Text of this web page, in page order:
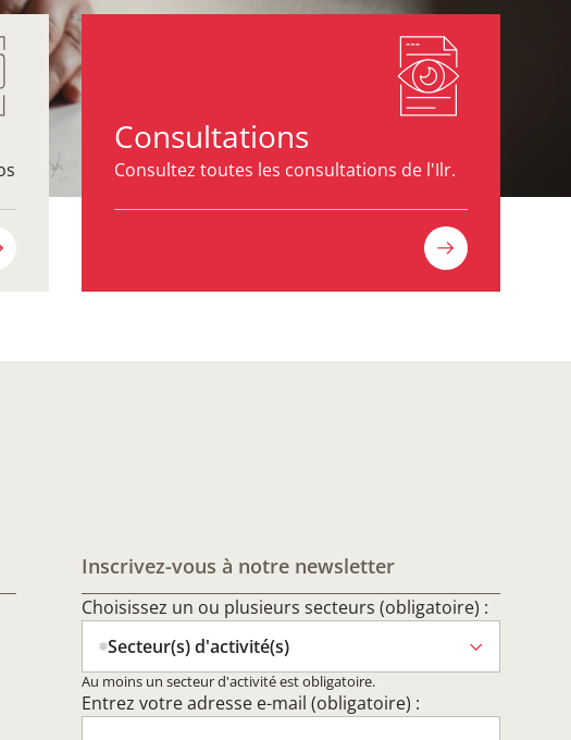
Consultations
Consultez toutes les consultations de l'Ilr.
Inscrivez-vous à notre newsletter
Choisissez un ou plusieurs secteurs (obligatoire) :
Secteur(s) d'activité(s)
Au moins un secteur d'activité est obligatoire.
Entrez votre adresse e-mail (obligatoire) :